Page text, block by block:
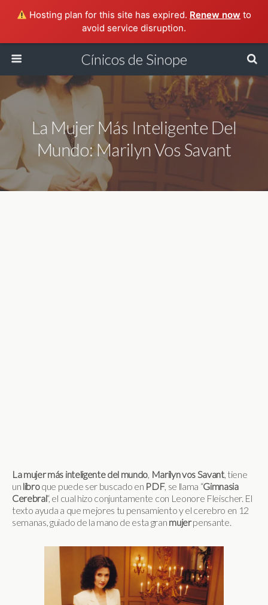
Hosting plan for this site has expired. Renew now to
avoid service disruption.
Cínicos de Sinope
La Mujer Más Inteligente Del
Mundo: Marilyn Vos Savant
La mujer más inteligente del mundo, Marilyn vos Savant, tiene
un libroque puede ser buscado en PDF, se llama “Gimnasia
Cerebral“, el cual hizo conjuntamente con Leonore Fleischer. El
texto ayuda a que mejores tu pensamiento y el cerebro en 12
semanas, guiado de la mano de esta gran mujerpensante.